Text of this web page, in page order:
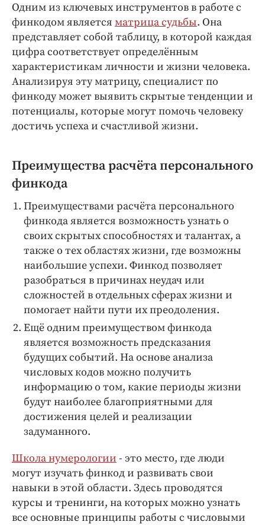
Клиника года
Бренд года
Работодатель года
Одним из ключевых инструментов в работе с
финкодом является матрица судьбы. Она
представляет собой таблицу, в которой каждая
цифра соответствует определённым
характеристикам личности и жизни человека.
Анализируя эту матрицу, специалист по
финкоду может выявить скрытые тенденции и
потенциалы, которые могут помочь человеку
достичь успеха и счастливой жизни.
Преимущества расчёта персонального
финкода
Преимуществами расчёта персонального
финкода является возможность узнать о
своих скрытых способностях и талантах, а
также о тех областях жизни, где возможны
наибольшие успехи. Финкод позволяет
разобраться в причинах неудач или
сложностей в отдельных сферах жизни и
помогает найти пути их преодоления.
Ещё одним преимуществом финкода
является возможность предсказания
будущих событий. На основе анализа
числовых кодов можно получить
информацию о том, какие периоды жизни
будут наиболее благоприятными для
достижения целей и реализации
задуманного.
Школа нумерологии - это место, где люди
могут изучать финкод и развивать свои
навыки в этой области. Здесь проводятся
курсы и тренинги, на которых можно узнать
все основные принципы работы с числовыми